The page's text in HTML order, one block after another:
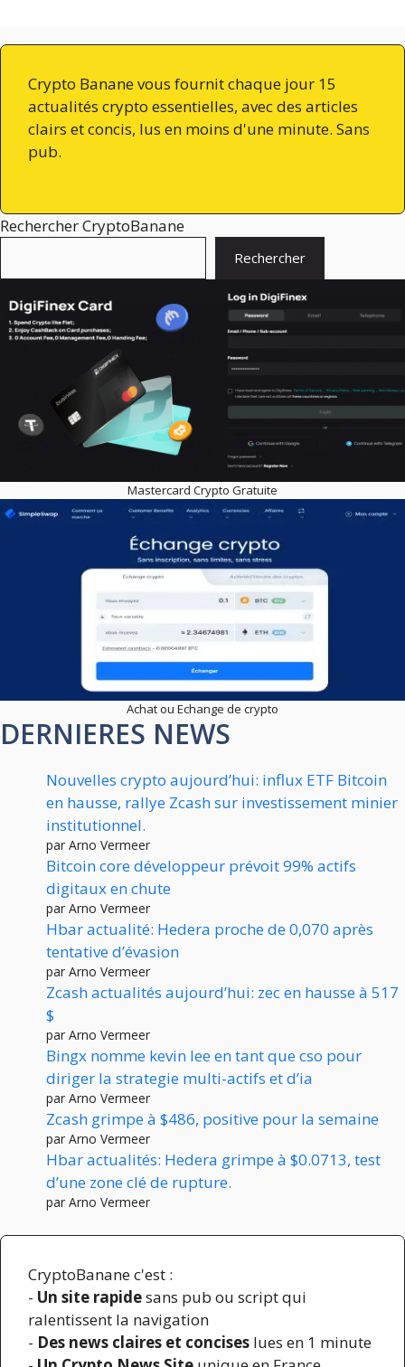
Crypto Banane vous fournit chaque jour 15
actualités crypto essentielles, avec des articles
clairs et concis, lus en moins d'une minute. Sans
pub.
Rechercher CryptoBanane
Rechercher
Mastercard Crypto Gratuite
Achat ou Echange de crypto
DERNIERES NEWS
Nouvelles crypto aujourd’hui: influx ETF Bitcoin
en hausse, rallye Zcash sur investissement minier
institutionnel.
par Arno Vermeer
Bitcoin core développeur prévoit 99% actifs
digitaux en chute
par Arno Vermeer
Hbar actualité: Hedera proche de 0,070 après
tentative d’évasion
par Arno Vermeer
Zcash actualités aujourd’hui: zec en hausse à 517
$
par Arno Vermeer
Bingx nomme kevin lee en tant que cso pour
diriger la strategie multi-actifs et d’ia
par Arno Vermeer
Zcash grimpe à $486, positive pour la semaine
par Arno Vermeer
Hbar actualités: Hedera grimpe à $0.0713, test
d’une zone clé de rupture.
par Arno Vermeer
CryptoBanane c'est :
- Un site rapidesans pub ou script qui
ralentissent la navigation
- Des news claires et concises lues en 1 minute